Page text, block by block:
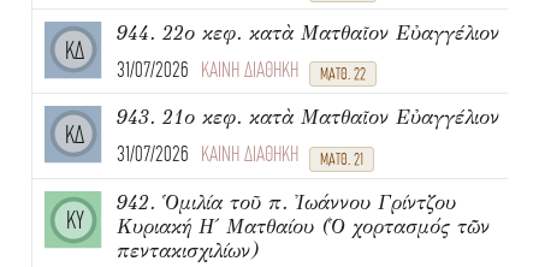
ΚΔ
944. 22ο κεφ. κατὰ Ματθαῖον Εὐαγγέλιον
31/07/2026 ΚΑΙΝΗ ΔΙΑΘΗΚΗ ΜΑΤΘ. 22
ΚΔ
943. 21ο κεφ. κατὰ Ματθαῖον Εὐαγγέλιον
31/07/2026 ΚΑΙΝΗ ΔΙΑΘΗΚΗ ΜΑΤΘ. 21
ΚΥ
942. Ὁμιλία τοῦ π. Ἰωάννου Γρίντζου
Κυριακή Η΄ Ματθαίου (Ὁ χορτασμός τῶν
πεντακισχιλίων)